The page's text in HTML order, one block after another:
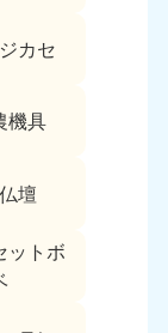
カセ
機具
仏壇
ットボ
年中無休
県
9898